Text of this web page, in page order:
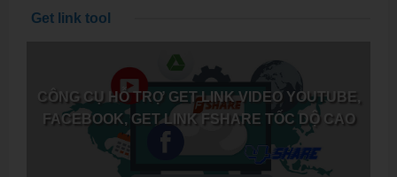
Get link tool
CÔNG CỤ HỖ TRỢ GET LINK VIDEO YOUTUBE,
FACEBOOK, GET LINK FSHARE TỐC DỘ CAO